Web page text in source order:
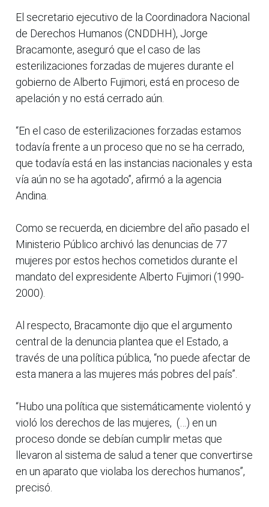
El secretario ejecutivo de la Coordinadora Nacional
de Derechos Humanos (CNDDHH), Jorge
Bracamonte, aseguró que el caso de las
esterilizaciones forzadas de mujeres durante el
gobierno de Alberto Fujimori, está en proceso de
apelación y no está cerrado aún.
“En el caso de esterilizaciones forzadas estamos
todavía frente a un proceso que no se ha cerrado,
que todavía está en las instancias nacionales y esta
vía aún no se ha agotado”, afirmó a la agencia
Andina.
Como se recuerda, en diciembre del año pasado el
Ministerio Público archivó las denuncias de 77
mujeres por estos hechos cometidos durante el
mandato del expresidente Alberto Fujimori (1990-
2000).
Al respecto, Bracamonte dijo que el argumento
central de la denuncia plantea que el Estado, a
través de una política pública, “no puede afectar de
esta manera a las mujeres más pobres del país”.
“Hubo una política que sistemáticamente violentó y
violó los derechos de las mujeres, (…) en un
proceso donde se debían cumplir metas que
llevaron al sistema de salud a tener que convertirse
en un aparato que violaba los derechos humanos”,
precisó.